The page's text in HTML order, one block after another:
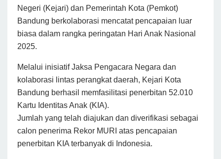
Negeri (Kejari) dan Pemerintah Kota (Pemkot)
Bandung berkolaborasi mencatat pencapaian luar
biasa dalam rangka peringatan Hari Anak Nasional
2025.
Melalui inisiatif Jaksa Pengacara Negara dan
kolaborasi lintas perangkat daerah, Kejari Kota
Bandung berhasil memfasilitasi penerbitan 52.010
Kartu Identitas Anak (KIA).
Jumlah yang telah diajukan dan diverifikasi sebagai
calon penerima Rekor MURI atas pencapaian
penerbitan KIA terbanyak di Indonesia.